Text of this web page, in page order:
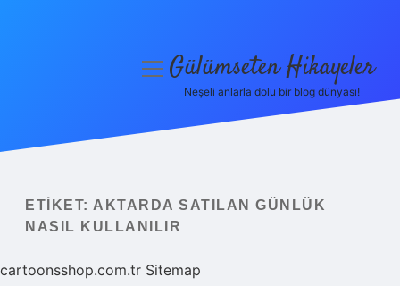
Yasal Uyarı
menüyüGülümseten Hikayeler
Neşeli anlarla dolu bir blog dünyası!
ETIKET: AKTARDA SATILAN GÜNLÜK
NASIL KULLANILIR
cartoonsshop.com.tr Sitemap